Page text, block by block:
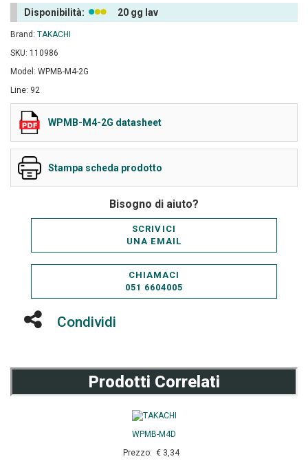
Disponibilità: 20 gg lav
Brand: TAKACHI
SKU: 110986
Model: WPMB-M4-2G
Line: 92
WPMB-M4-2G datasheet
Stampa scheda prodotto
Bisogno di aiuto?
SCRIVICI
UNA EMAIL
CHIAMACI
051 6604005
Condividi
Prodotti Correlati
WPMB-M4D
Prezzo: € 3,34